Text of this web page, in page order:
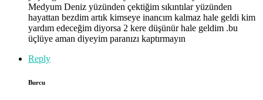
Medyum Deniz yüzünden çektiğim sıkıntılar yüzünden
hayattan bezdim artık kimseye inancım kalmaz hale geldi kim
yardım edeceğim diyorsa 2 kere düşünür hale geldim .bu
üçlüye aman diyeyim paranızı kaptırmayın
Reply
Burcu